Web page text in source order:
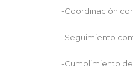
-Coordinación
-Seguimiento
-Cumplimiento